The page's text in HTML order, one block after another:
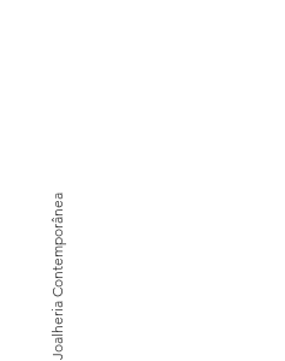
Joalheria Contemporânea